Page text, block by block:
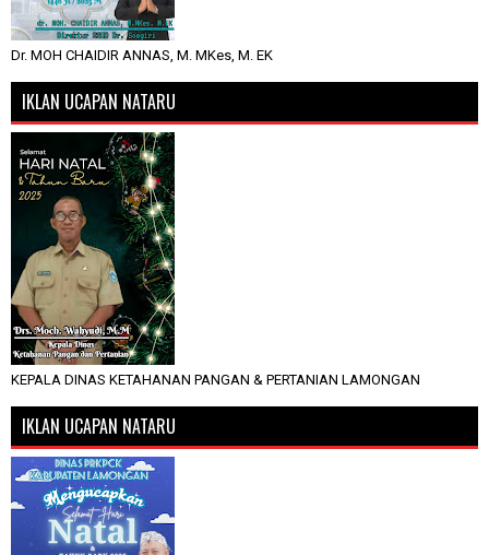
Dr. MOH CHAIDIR ANNAS, M. MKes, M. EK
IKLAN UCAPAN NATARU
KEPALA DINAS KETAHANAN PANGAN & PERTANIAN LAMONGAN
IKLAN UCAPAN NATARU